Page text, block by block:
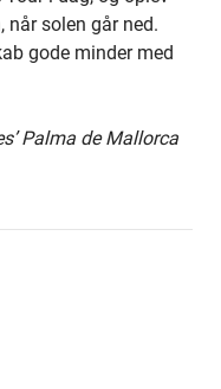
solen går ned.
gode minder med
Palma de Mallorca